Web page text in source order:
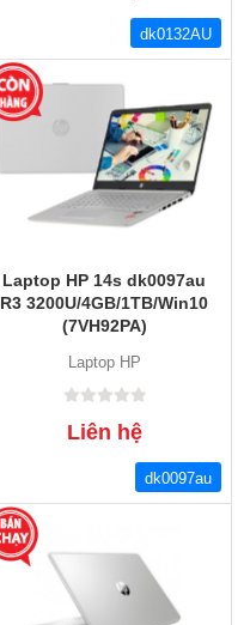
dk0132AU
Laptop HP 14s dk0097au
R3 3200U/4GB/1TB/Win10
(7VH92PA)
Laptop HP
Liên hệ
dk0097au